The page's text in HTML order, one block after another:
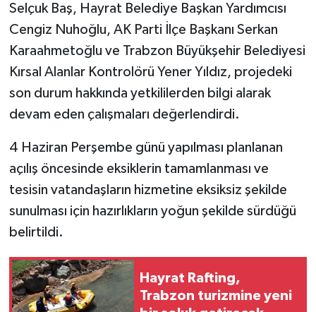
Selçuk Baş, Hayrat Belediye Başkan Yardımcısı
Cengiz Nuhoğlu, AK Parti İlçe Başkanı Serkan
Karaahmetoğlu ve Trabzon Büyükşehir Belediyesi
Kırsal Alanlar Kontrolörü Yener Yıldız, projedeki
son durum hakkında yetkililerden bilgi alarak
devam eden çalışmaları değerlendirdi.
4 Haziran Perşembe günü yapılması planlanan
açılış öncesinde eksiklerin tamamlanması ve
tesisin vatandaşların hizmetine eksiksiz şekilde
sunulması için hazırlıkların yoğun şekilde sürdüğü
belirtildi.
Hayrat Rafting,
Trabzon turizmine yeni